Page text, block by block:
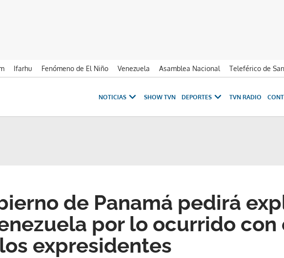
Ifarhu Fenómeno de El Niño Venezuela Asamblea Nacional Teleférico de
NOTICIAS SHOW TVN DEPORTES TVN RADIO
de Panamá pedirá
por lo ocurrido con
expresidentes